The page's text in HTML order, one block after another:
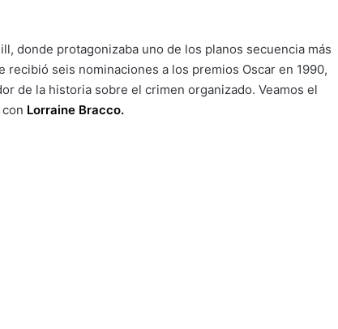
donde protagonizaba uno de los planos secuencia más
seis nominaciones a los premios Oscar en 1990,
de la historia sobre el crimen organizado. Veamos el
Lorraine Bracco.